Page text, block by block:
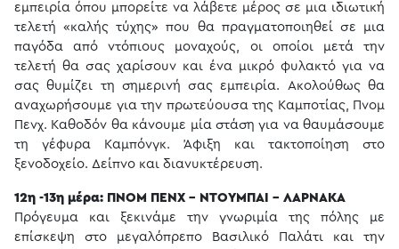
εμπειρία όπου μπορείτε να λάβετε μέρος σε μια ιδιωτική
τελετή «καλής τύχης» που θα πραγματοποιηθεί σε μια
παγόδα από ντόπιους μοναχούς, οι οποίοι μετά την
τελετή θα σας χαρίσουν και ένα μικρό φυλακτό για να
σας θυμίζει τη σημερινή σας εμπειρία. Ακολούθως θα
αναχωρήσουμε για την πρωτεύουσα της Καμποτίας, Πνομ
Πενχ. Καθοδόν θα κάνουμε μία στάση για να θαυμάσουμε
τη γέφυρα Καμπόνγκ. Άφιξη και τακτοποίηση στο
ξενοδοχείο. Δείπνο και διανυκτέρευση.
12η -13η μέρα: ΠΝΟΜ ΠΕΝΧ - ΝΤΟΥΜΠΑΙ - ΛΑΡΝΑΚΑ
Πρόγευμα και ξεκινάμε την γνωριμία της πόλης με
επίσκεψη στο μεγαλόπρεπο Βασιλικό Παλάτι και την